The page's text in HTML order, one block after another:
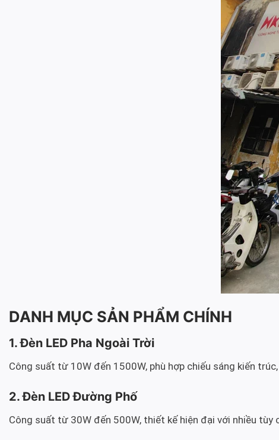
DANH MỤC SẢN PHẨM CHÍNH
1. Đèn LED Pha Ngoài Trời
Công suất từ 10W đến 1500W, phù hợp chiếu sáng kiến
2. Đèn LED Đường Phố
Công suất từ 30W đến 500W, thiết kế hiện đại với nhiều tùy